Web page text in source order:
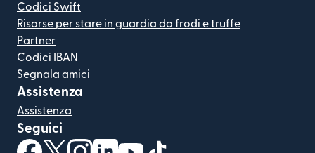
Codici Swift
Risorse per stare in guardia da frodi e truffe
Partner
Codici IBAN
Segnala amici
Assistenza
Assistenza
Seguici
(si apre in una nuova finestra)
(si apre in una nuova finestra)
(si apre in una nuova finestra)
(si apre in una nuova finestra)
(si apre in una nuova finestra)